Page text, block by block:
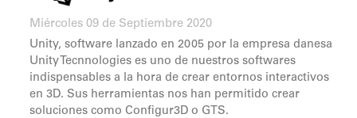
Miércoles 09 de Septiembre 2020
Unity, software lanzado en 2005 por la empresa danesa
Unity Tecnnologies es uno de nuestros softwares
indispensables a la hora de crear entornos interactivos
en 3D. Sus herramientas nos han permitido crear
soluciones como Configur3D o GTS.